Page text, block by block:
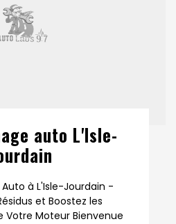
auto L'Isle-
à L'Isle-Jourdain -
et Boostez les
Votre Moteur Bienvenue